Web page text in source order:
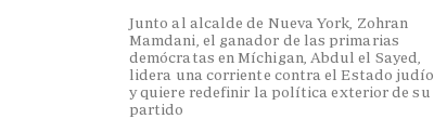
Junto al alcalde de Nueva York, Zohran
Mamdani, el ganador de las primarias
demócratas en Míchigan, Abdul el Sayed,
lidera una corriente contra el Estado judío
y quiere redefinir la política exterior de su
partido